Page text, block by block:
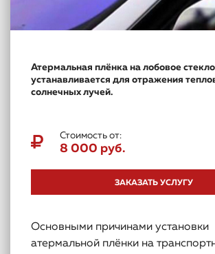
Атермальная плёнка на лобовое стекло
устанавливается для отражения
солнечных лучей.
Стоимость от:
8 000 руб.
ЗАКАЗАТЬ УСЛУГУ
Основными причинами установки
атермальной плёнки на